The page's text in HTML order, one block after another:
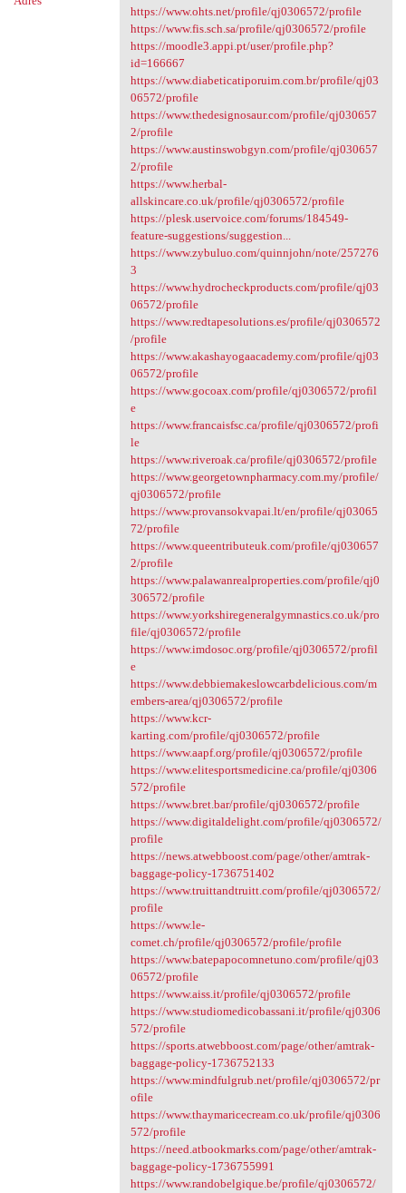
https://www.ohts.net/profile/qj0306572/profile
https://www.fis.sch.sa/profile/qj0306572/profile
https://moodle3.appi.pt/user/profile.php?
id=166667
https://www.diabeticatiporuim.com.br/profile/qj03
06572/profile
https://www.thedesignosaur.com/profile/qj030657
2/profile
https://www.austinswobgyn.com/profile/qj030657
2/profile
https://www.herbal-
allskincare.co.uk/profile/qj0306572/profile
https://plesk.uservoice.com/forums/184549-
feature-suggestions/suggestion...
https://www.zybuluo.com/quinnjohn/note/257276
3
https://www.hydrocheckproducts.com/profile/qj03
06572/profile
https://www.redtapesolutions.es/profile/qj0306572
/profile
https://www.akashayogaacademy.com/profile/qj03
06572/profile
https://www.gocoax.com/profile/qj0306572/profil
e
https://www.francaisfsc.ca/profile/qj0306572/profi
le
https://www.riveroak.ca/profile/qj0306572/profile
https://www.georgetownpharmacy.com.my/profile/
qj0306572/profile
https://www.provansokvapai.lt/en/profile/qj03065
72/profile
https://www.queentributeuk.com/profile/qj030657
2/profile
https://www.palawanrealproperties.com/profile/qj0
306572/profile
https://www.yorkshiregeneralgymnastics.co.uk/pro
file/qj0306572/profile
https://www.imdosoc.org/profile/qj0306572/profil
e
https://www.debbiemakeslowcarbdelicious.com/m
embers-area/qj0306572/profile
https://www.kcr-
karting.com/profile/qj0306572/profile
https://www.aapf.org/profile/qj0306572/profile
https://www.elitesportsmedicine.ca/profile/qj0306
572/profile
https://www.bret.bar/profile/qj0306572/profile
https://www.digitaldelight.com/profile/qj0306572/
profile
https://news.atwebboost.com/page/other/amtrak-
baggage-policy-1736751402
https://www.truittandtruitt.com/profile/qj0306572/
profile
https://www.le-
comet.ch/profile/qj0306572/profile/profile
https://www.batepapocomnetuno.com/profile/qj03
06572/profile
https://www.aiss.it/profile/qj0306572/profile
https://www.studiomedicobassani.it/profile/qj0306
572/profile
https://sports.atwebboost.com/page/other/amtrak-
baggage-policy-1736752133
https://www.mindfulgrub.net/profile/qj0306572/pr
ofile
https://www.thaymaricecream.co.uk/profile/qj0306
572/profile
https://need.atbookmarks.com/page/other/amtrak-
baggage-policy-1736755991
https://www.randobelgique.be/profile/qj0306572/